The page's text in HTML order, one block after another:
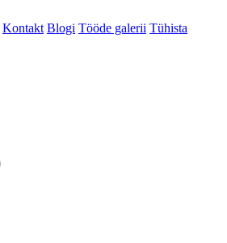
Kontakt Blogi Tööde galerii Tühista